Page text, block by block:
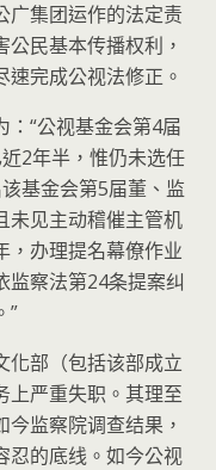
广集团运作的法定责
民基本传播权利，
完成公视法修正。
：“公视基金会第4届
2年半，惟仍未选任
基金会第5届董、监
未见主动稽催主管机
，办理提名幕僚作业
监察法第24条提案纠
”
化部（包括该部成立
上严重失职。其理至
监察院调查结果，
忍的底线。如今公视